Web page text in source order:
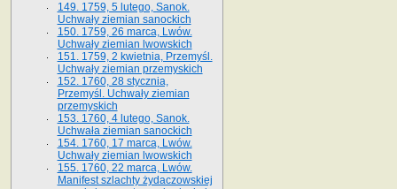
149. 1759, 5 lutego, Sanok.
Uchwały ziemian sanockich
150. 1759, 26 marca, Lwów.
Uchwały ziemian lwowskich
151. 1759, 2 kwietnia, Przemyśl.
Uchwały ziemian przemyskich
152. 1760, 28 stycznia,
Przemyśl. Uchwały ziemian
przemyskich
153. 1760, 4 lutego, Sanok.
Uchwała ziemian sanockich
154. 1760, 17 marca, Lwów.
Uchwały ziemian lwowskich
155. 1760, 22 marca, Lwów.
Manifest szlachty żydaczowskiej